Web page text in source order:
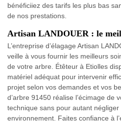
bénéficiiez des tarifs les plus bas
de nos prestations.
Artisan LANDOUER : le
L’entreprise d’élagage Artisan
veille à vous fournir les meilleurs
de votre arbre. Étêteur à Etiolles
matériel adéquat pour intervenir
projet selon vos demandes et vos
d’arbre 91450 réalise l’écimage de
technique sans pour autant
environnement. Faites confiance à